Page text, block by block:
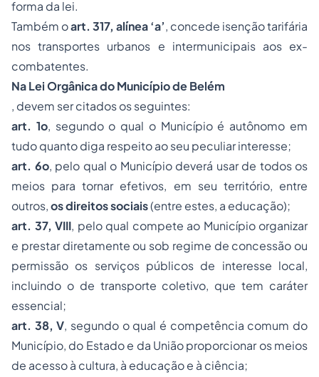
forma da lei.
Também oart. 317, alínea ‘a’, concede isenção tarifária
nos transportes urbanos e intermunicipais aos ex-
combatentes.
Na Lei Orgânica do Município de Belém
, devem ser citados os seguintes:
art. 1o, segundo o qual o Município é autônomo em
tudo quanto diga respeito ao seu peculiar interesse;
art. 6o, pelo qual o Município deverá usar de todos os
meios para tornar efetivos, em seu território, entre
outros,os direitos sociais(entre estes, a educação);
art. 37, VIII, pelo qual compete ao Município organizar
e prestar diretamente ou sob regime de concessão ou
permissão os serviços públicos de interesse local,
incluindo o de transporte coletivo, que tem caráter
essencial;
art. 38, V, segundo o qual é competência comum do
Município, do Estado e da União proporcionar os meios
de acesso à cultura, à educação e à ciência;